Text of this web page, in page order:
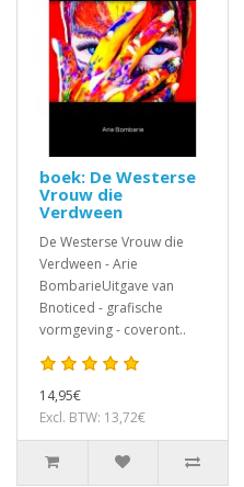
boek: De Westerse
Vrouw die
Verdween
De Westerse Vrouw die
Verdween - Arie
BombarieUitgave van
Bnoticed - grafische
vormgeving - coveront..
14,95€
Excl. BTW: 13,72€